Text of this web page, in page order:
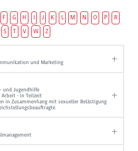
F G H I J K L M N O P
R
S
T V W Z
und Marketing
und Jugendhilfe
Arbeit - in Teilzeit
in Zusammenhang mit sexueller Belästigung